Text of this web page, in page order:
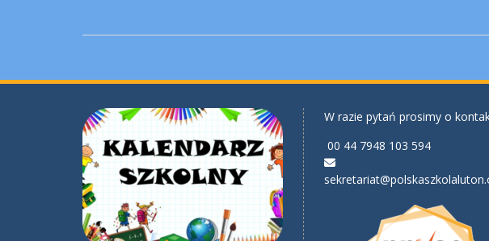
W razie pytań prosimy o
00 44 7948 103 594